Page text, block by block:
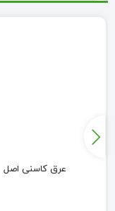
عرق کاسنی اصل